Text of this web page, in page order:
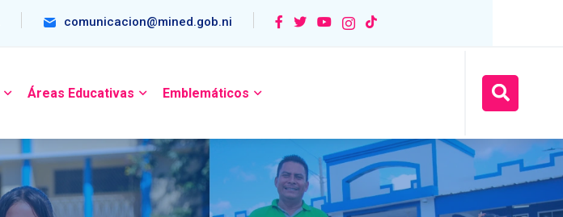
comunicacion@mined.gob.ni
Áreas Educativas Emblemáticos